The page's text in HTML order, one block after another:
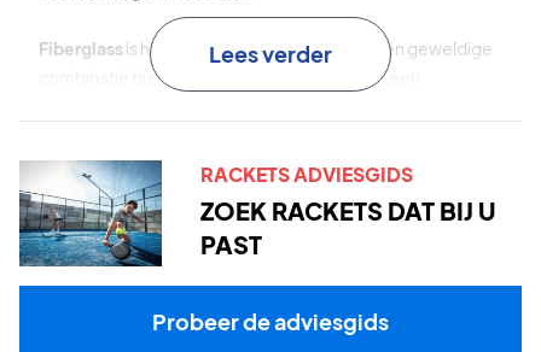
Fiberglassis het oppervlaktemateriaal dat een geweldige
combinatie biedt van flexibiliteit, controle en een
Auxetic 2.0is de technologie die de feedback,
slaggevoeligheid en krachtverdeling verbetert.
Power Foamis de krachtige kern die de energieoverdracht
Optimized Sweet Spotis de technologie die de
Lees verder
RACKETS ADVIESGIDS
ZOEK RACKETS DAT BIJ U
PAST
Probeer de adviesgids